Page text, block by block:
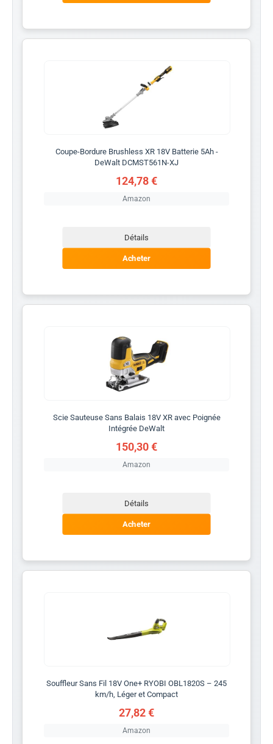
Coupe-Bordure Brushless XR 18V Batterie 5Ah -
DeWalt DCMST561N-XJ
124,78 €
Amazon
Détails
Acheter
Scie Sauteuse Sans Balais 18V XR avec Poignée
Intégrée DeWalt
150,30 €
Amazon
Détails
Acheter
Souffleur Sans Fil 18V One+ RYOBI OBL1820S – 245
km/h, Léger et Compact
27,82 €
Amazon